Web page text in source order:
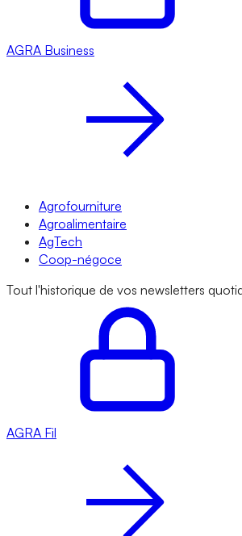
AGRA Business
Agrofourniture
Agroalimentaire
AgTech
Coop-négoce
Tout l'historique de vos newsletters
AGRA Fil